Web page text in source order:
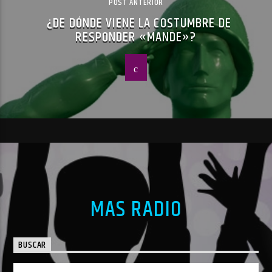
¿DE DÓNDE VIENE LA COSTUMBRE DE
RESPONDER «MANDE»?
MAS RADIO
BUSCAR